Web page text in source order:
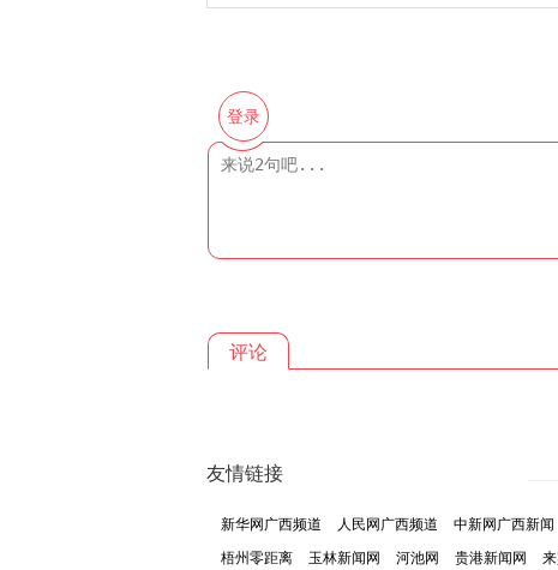
登录
评论
友情链接
新华网广西频道 人民网广西频道 中新网广西新闻
梧州零距离
玉林新闻网 河池网 贵港新闻网